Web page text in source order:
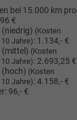
bei 15.000 km pro
€
(niedrig) (Kosten
Jahre): 1.134,- €
(mittel) (Kosten
Jahre): 2.693,25 €
(hoch) (Kosten
Jahre):4.158,- €
96,- €